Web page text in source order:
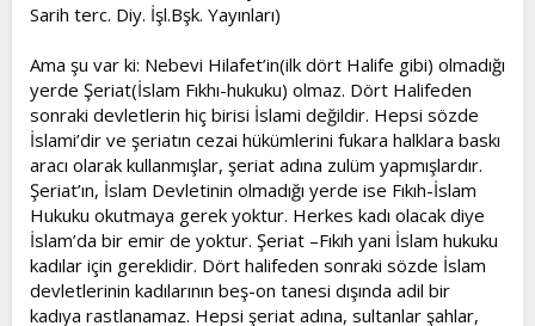
Sarih terc. Diy. İşl.Bşk. Yayınları)
Ama şu var ki: Nebevi Hilafet’in(ilk dört Halife gibi) olmadığı
yerde Şeriat(İslam Fıkhı-hukuku) olmaz. Dört Halifeden
sonraki devletlerin hiç birisi İslami değildir. Hepsi sözde
İslami’dir ve şeriatın cezai hükümlerini fukara halklara baskı
aracı olarak kullanmışlar, şeriat adına zulüm yapmışlardır.
Şeriat’ın, İslam Devletinin olmadığı yerde ise Fıkıh-İslam
Hukuku okutmaya gerek yoktur. Herkes kadı olacak diye
İslam’da bir emir de yoktur. Şeriat –Fıkıh yani İslam hukuku
kadılar için gereklidir. Dört halifeden sonraki sözde İslam
devletlerinin kadılarının beş-on tanesi dışında adil bir
kadıya rastlanamaz. Hepsi şeriat adına, sultanlar şahlar,